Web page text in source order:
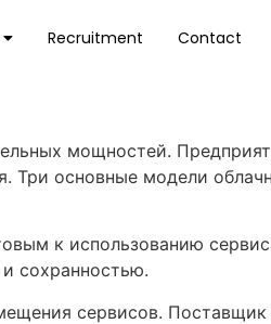
Recruitment Contact
мощностей.
Три основные модели
к использованию
сохранностью.
сервисов. Поставщик